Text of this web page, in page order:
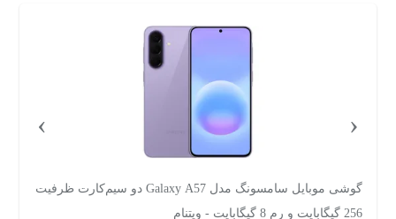
گوشی موبایل سامسونگ مدل Galaxy A57 دو سیم‌کارت ظرفیت
256 گیگابایت و رم 8 گیگابایت - ویتنام
‹
›